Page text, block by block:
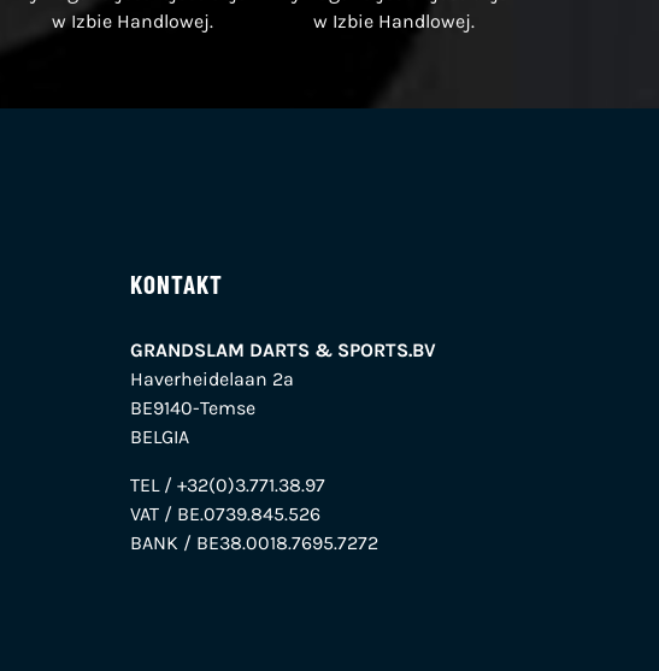
w Izbie Handlowej.
w Izbie Handlowej.
KONTAKT
GRANDSLAM DARTS & SPORTS.BV
Haverheidelaan 2a
BE9140-Temse
BELGIA
TEL / +32(0)3.771.38.97
VAT / BE.0739.845.526
BANK / BE38.0018.7695.7272